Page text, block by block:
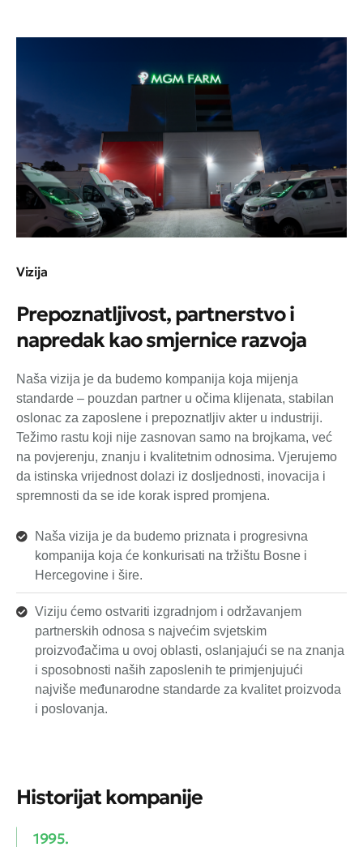
Vizija
Prepoznatljivost, partnerstvo i
napredak kao smjernice razvoja
Naša vizija je da budemo kompanija koja mijenja
standarde – pouzdan partner u očima klijenata, stabilan
oslonac za zaposlene i prepoznatljiv akter u industriji.
Težimo rastu koji nije zasnovan samo na brojkama, već
na povjerenju, znanju i kvalitetnim odnosima. Vjerujemo
da istinska vrijednost dolazi iz dosljednosti, inovacija i
spremnosti da se ide korak ispred promjena.
Naša vizija je da budemo priznata i progresivna
kompanija koja će konkurisati na tržištu Bosne i
Hercegovine i šire.
Viziju ćemo ostvariti izgradnjom i održavanjem
partnerskih odnosa s najvećim svjetskim
proizvođačima u ovoj oblasti, oslanjajući se na znanja
i sposobnosti naših zaposlenih te primjenjujući
najviše međunarodne standarde za kvalitet proizvoda
i poslovanja.
Historijat kompanije
1995.